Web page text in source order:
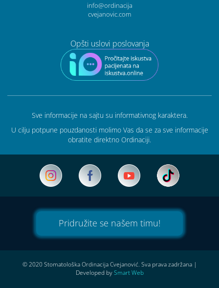
info@ordinacija
cvejanovic.com
Opšti uslovi poslovanja
Sve informacije na sajtu su informativnog karaktera.
U cilju potpune pouzdanosti molimo Vas da se za sve informacije
obratite direktno Ordinaciji.
Pridružite se našem timu!
© 2020 Stomatološka Ordinacija Cvejanović. Sva prava zadržana |
Developed bySmart Web